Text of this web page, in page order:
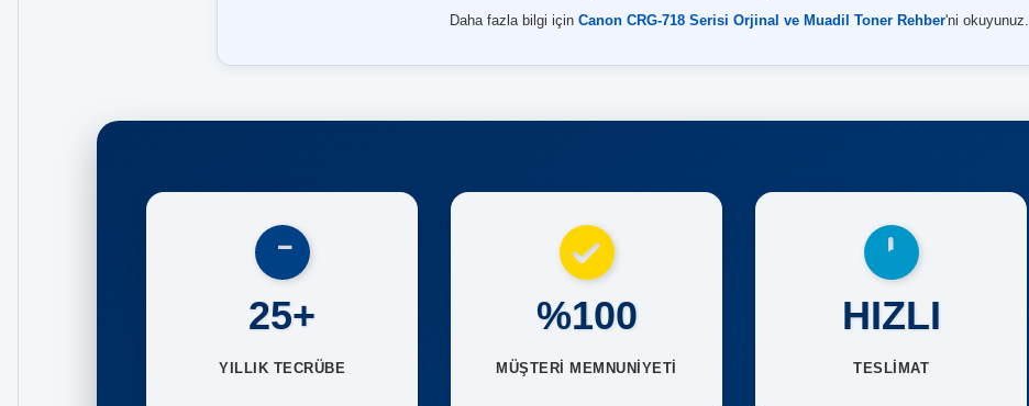
Daha fazla bilgi için Canon CRG-718 Serisi Orjinal ve Muadil Toner Rehber'ni okuyunuz.
25+
YILLIK TECRÜBE
%100
MÜŞTERİ MEMNUNİYETİ
HIZLI
TESLİMAT